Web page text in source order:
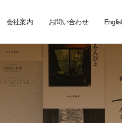
会社案内 お問い合わせ